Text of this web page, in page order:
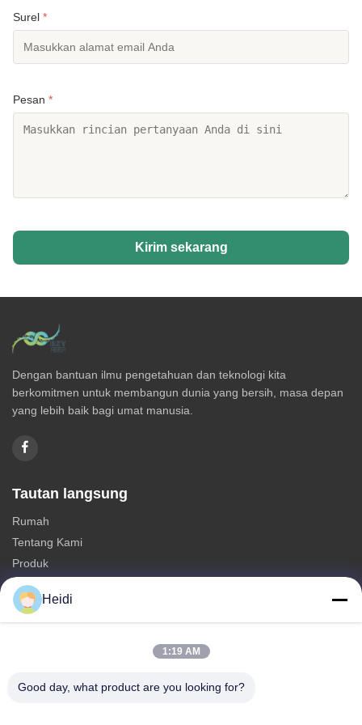
Surel *
Pesan *
Kirim sekarang
Dengan bantuan ilmu pengetahuan dan teknologi kita
berkomitmen untuk membangun dunia yang bersih, masa depan
yang lebih baik bagi umat manusia.
Tautan langsung
Rumah
Tentang Kami
Produk
Hubungi Kami
Kategori-kategori
Serat poliester dengan kelembaban rendah
Heidi
1:19 AM
Good day, what product are you looking for?